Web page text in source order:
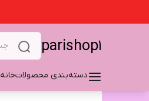
parishop1
دسته‌بندی محصولاتخانه